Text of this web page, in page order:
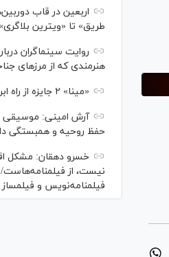
اربعین در قاب
طریق» تا «ویترین
روایت سینماگران
هنرمندی که از مرزهای
«مینا» ۲ جایزه از راه ابریشم گرفت
آرش امینی:
حفظ روحیه و همبستگی
خسرو دهقان: مشکل
نیست، از
فیلمنامه‌نویس و